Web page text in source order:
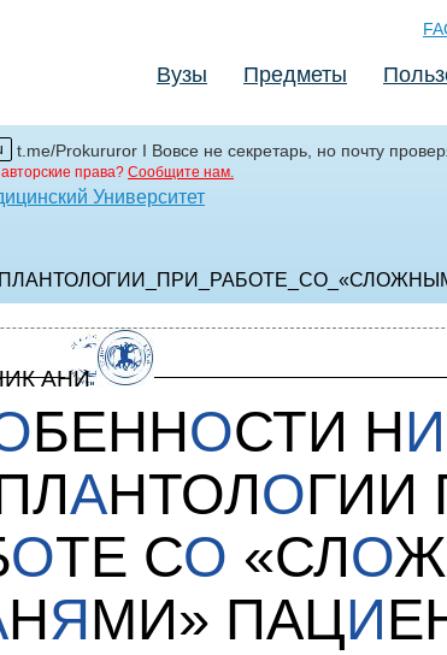
Вузы Предметы
t.me/Prokururor I Вовсе не секретарь, но почту
права? Сообщите нам.
Университет
АНИ
БЕННОСТИ НИ
АНТОЛОГИИ
ОТЕ СО «СЛО
НЯМИ» ПАЦИ